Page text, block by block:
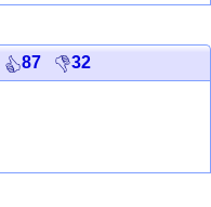
87 32